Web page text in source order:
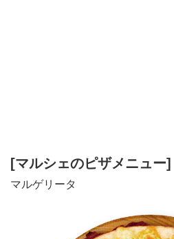
[マルシェのピザメニュー]
マルゲリータ